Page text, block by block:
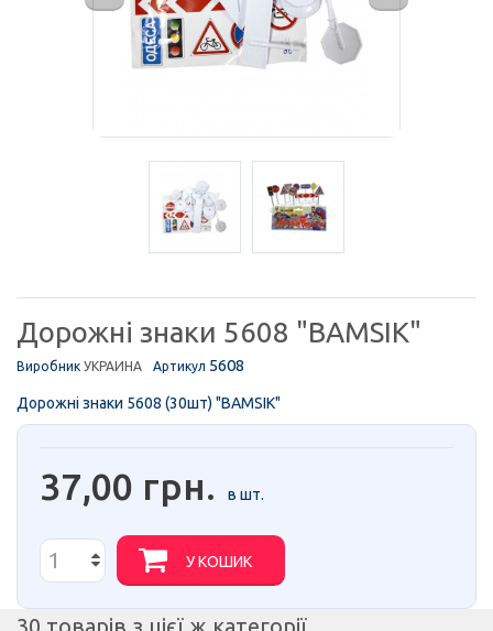
Дорожні знаки 5608 "BAMSIK"
Виробник УКРАИНА Артикул 5608
Дорожні знаки 5608 (30шт) "BAMSIK"
37,00 грн. в шт.
У КОШИК
30 товарів з цієї ж категорії